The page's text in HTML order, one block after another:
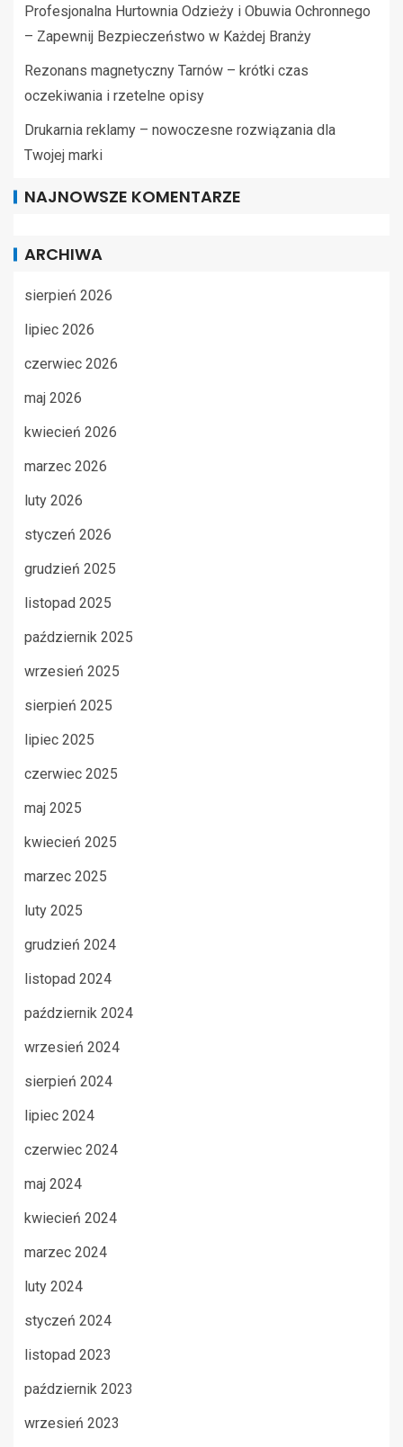
Profesjonalna Hurtownia Odzieży i Obuwia Ochronnego
– Zapewnij Bezpieczeństwo w Każdej Branży
Rezonans magnetyczny Tarnów – krótki czas
oczekiwania i rzetelne opisy
Drukarnia reklamy – nowoczesne rozwiązania dla
Twojej marki
NAJNOWSZE KOMENTARZE
ARCHIWA
sierpień 2026
lipiec 2026
czerwiec 2026
maj 2026
kwiecień 2026
marzec 2026
luty 2026
styczeń 2026
grudzień 2025
listopad 2025
październik 2025
wrzesień 2025
sierpień 2025
lipiec 2025
czerwiec 2025
maj 2025
kwiecień 2025
marzec 2025
luty 2025
grudzień 2024
listopad 2024
październik 2024
wrzesień 2024
sierpień 2024
lipiec 2024
czerwiec 2024
maj 2024
kwiecień 2024
marzec 2024
luty 2024
styczeń 2024
listopad 2023
październik 2023
wrzesień 2023